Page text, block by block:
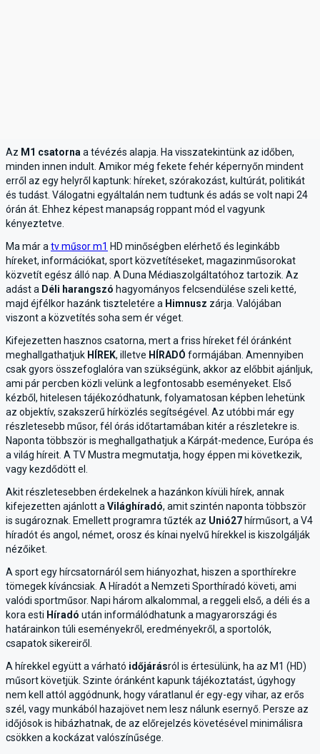
Az M1 csatorna a tévézés alapja. Ha visszatekintünk az időben,
minden innen indult. Amikor még fekete fehér képernyőn mindent
erről az egy helyről kaptunk: híreket, szórakozást, kultúrát, politikát
és tudást. Válogatni egyáltalán nem tudtunk és adás se volt napi 24
órán át. Ehhez képest manapság roppant mód el vagyunk
kényeztetve.
Ma már a tv műsor m1 HD minőségben elérhető és leginkább
híreket, információkat, sport közvetítéseket, magazinműsorokat
közvetít egész álló nap. A Duna Médiaszolgáltatóhoz tartozik. Az
adást a Déli harangszó hagyományos felcsendülése szeli ketté,
majd éjfélkor hazánk tiszteletére a Himnusz zárja. Valójában
viszont a közvetítés soha sem ér véget.
Kifejezetten hasznos csatorna, mert a friss híreket fél óránként
meghallgathatjuk HÍREK, illetve HÍRADÓ formájában. Amennyiben
csak gyors összefoglalóra van szükségünk, akkor az előbbit ajánljuk,
ami pár percben közli velünk a legfontosabb eseményeket. Első
kézből, hitelesen tájékozódhatunk, folyamatosan képben lehetünk
az objektív, szakszerű hírközlés segítségével. Az utóbbi már egy
részletesebb műsor, fél órás időtartamában kitér a részletekre is.
Naponta többször is meghallgathatjuk a Kárpát-medence, Európa és
a világ híreit. A TV Mustra megmutatja, hogy éppen mi következik,
vagy kezdődött el.
Akit részletesebben érdekelnek a hazánkon kívüli hírek, annak
kifejezetten ajánlott a Világhíradó, amit szintén naponta többször
is sugároznak. Emellett programra tűzték az Unió27 hírműsort, a V4
híradót és angol, német, orosz és kínai nyelvű hírekkel is kiszolgálják
nézőiket.
A sport egy hírcsatornáról sem hiányozhat, hiszen a sporthírekre
tömegek kíváncsiak. A Híradót a Nemzeti Sporthíradó követi, ami
valódi sportműsor. Napi három alkalommal, a reggeli első, a déli és a
kora esti Híradó után informálódhatunk a magyarországi és
határainkon túli eseményekről, eredményekről, a sportolók,
csapatok sikereiről.
A hírekkel együtt a várható időjárásról is értesülünk, ha az M1 (HD)
műsort követjük. Szinte óránként kapunk tájékoztatást, úgyhogy
nem kell attól aggódnunk, hogy váratlanul ér egy-egy vihar, az erős
szél, vagy munkából hazajövet nem lesz nálunk esernyő. Persze az
időjósok is hibázhatnak, de az előrejelzés követésével minimálisra
csökken a kockázat valószínűsége.